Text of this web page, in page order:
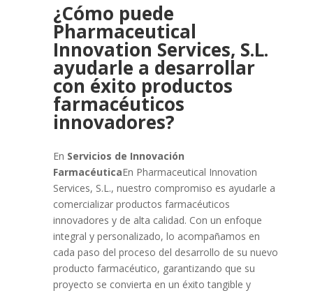
¿Cómo puede
Pharmaceutical
Innovation Services, S.L.
ayudarle a desarrollar
con éxito productos
farmacéuticos
innovadores?
En Servicios de Innovación
FarmacéuticaEn Pharmaceutical Innovation
Services, S.L., nuestro compromiso es ayudarle a
comercializar productos farmacéuticos
innovadores y de alta calidad. Con un enfoque
integral y personalizado, lo acompañamos en
cada paso del proceso del desarrollo de su nuevo
producto farmacéutico, garantizando que su
proyecto se convierta en un éxito tangible y